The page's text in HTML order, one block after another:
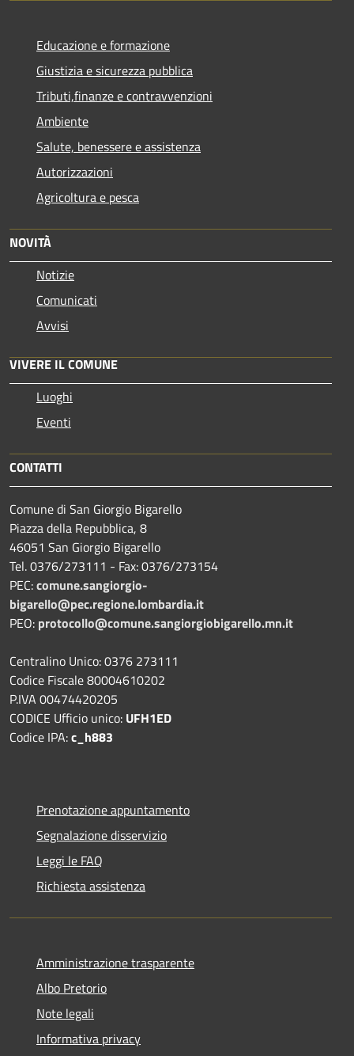
Educazione e formazione
Giustizia e sicurezza pubblica
Tributi,finanze e contravvenzioni
Ambiente
Salute, benessere e assistenza
Autorizzazioni
Agricoltura e pesca
NOVITÀ
Notizie
Comunicati
Avvisi
VIVERE IL COMUNE
Luoghi
Eventi
CONTATTI
Comune di San Giorgio Bigarello
Piazza della Repubblica, 8
46051 San Giorgio Bigarello
Tel. 0376/273111 - Fax: 0376/273154
PEC:comune.sangiorgio-
bigarello@pec.regione.lombardia.it
PEO: protocollo@comune.sangiorgiobigarello.mn.it
Centralino Unico: 0376 273111
Codice Fiscale 80004610202
P.IVA 00474420205
CODICE Ufficio unico: UFH1ED
Codice IPA:c_h883
Prenotazione appuntamento
Segnalazione disservizio
Leggi le FAQ
Richiesta assistenza
Amministrazione trasparente
Albo Pretorio
Note legali
Informativa privacy